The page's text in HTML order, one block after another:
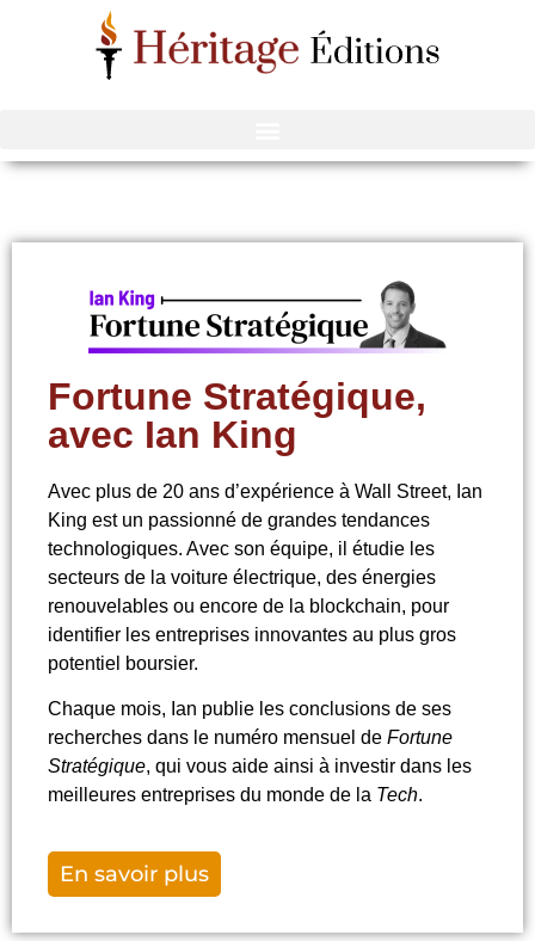
Nos publications
Fortune Stratégique,
avec Ian King
Avec plus de 20 ans d’expérience à Wall Street, Ian
King est un passionné de grandes tendances
technologiques. Avec son équipe, il étudie les
secteurs de la voiture électrique, des énergies
renouvelables ou encore de la blockchain, pour
identifier les entreprises innovantes au plus gros
potentiel boursier.
Chaque mois, Ian publie les conclusions de ses
recherches dans le numéro mensuel de Fortune
Stratégique, qui vous aide ainsi à investir dans les
meilleures entreprises du monde de la Tech.
En savoir plus